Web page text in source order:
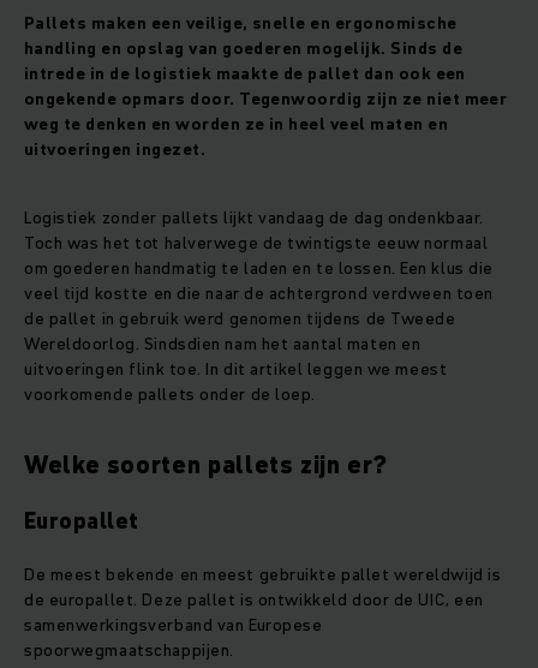
Pallets maken een veilige, snelle en ergonomische
handling en opslag van goederen mogelijk. Sinds de
intrede in de logistiek maakte de pallet dan ook een
ongekende opmars door. Tegenwoordig zijn ze niet meer
weg te denken en worden ze in heel veel maten en
uitvoeringen ingezet.
Logistiek zonder pallets lijkt vandaag de dag ondenkbaar.
Toch was het tot halverwege de twintigste eeuw normaal
om goederen handmatig te laden en te lossen. Een klus die
veel tijd kostte en die naar de achtergrond verdween toen
de pallet in gebruik werd genomen tijdens de Tweede
Wereldoorlog. Sindsdien nam het aantal maten en
uitvoeringen flink toe. In dit artikel leggen we meest
voorkomende pallets onder de loep.
Welke soorten pallets zijn er?
Europallet
De meest bekende en meest gebruikte pallet wereldwijd is
de europallet. Deze pallet is ontwikkeld door de UIC, een
samenwerkingsverband van Europese
spoorwegmaatschappijen.